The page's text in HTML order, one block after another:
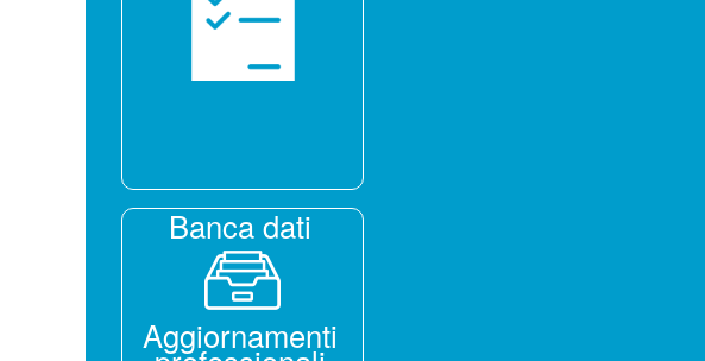
Banca dati
Aggiornamenti